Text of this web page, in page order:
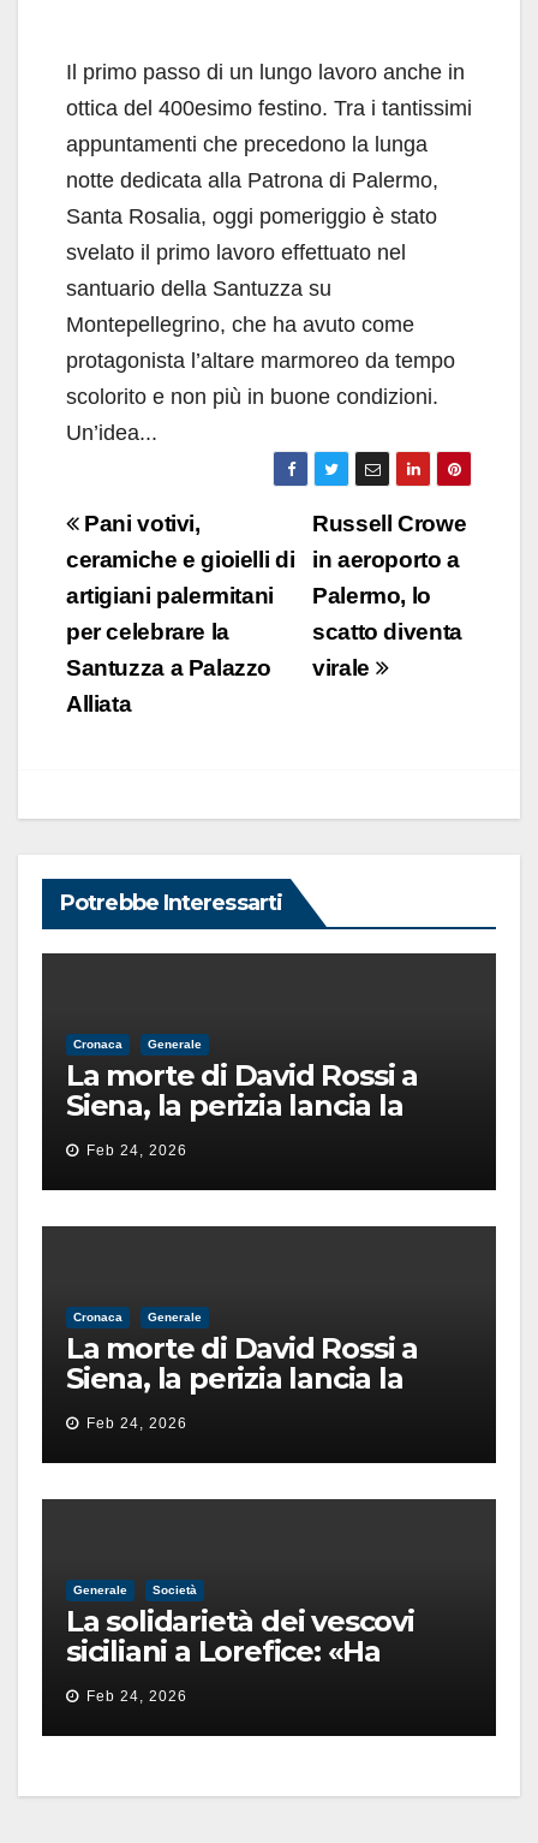
Il primo passo di un lungo lavoro anche in
ottica del 400esimo festino. Tra i tantissimi
appuntamenti che precedono la lunga
notte dedicata alla Patrona di Palermo,
Santa Rosalia, oggi pomeriggio è stato
svelato il primo lavoro effettuato nel
santuario della Santuzza su
Montepellegrino, che ha avuto come
protagonista l’altare marmoreo da tempo
scolorito e non più in buone condizioni.
Un’idea...
Navigazione
articoli
Russell Crowe
in aeroporto a
Palermo, lo
scatto diventa
virale
Pani votivi,
ceramiche e gioielli di
artigiani palermitani
per celebrare la
Santuzza a Palazzo
Alliata
Potrebbe Interessarti
Cronaca Generale
La morte di David Rossi a
Siena, la perizia lancia la
pista di un’intimidazione
finita male
Feb 24, 2026
Cronaca Generale
La morte di David Rossi a
Siena, la perizia lancia la
pista di un’intimidazione
finita male
Feb 24, 2026
Generale Società
La solidarietà dei vescovi
siciliani a Lorefice: «Ha
difeso il valore e la dignità
dell’umanità»
Feb 24, 2026